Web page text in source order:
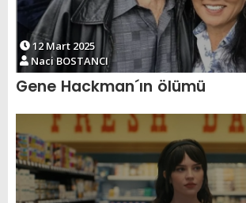
12 Mart 2025
Naci BOSTANCI
Gene Hackman´ın ölümü